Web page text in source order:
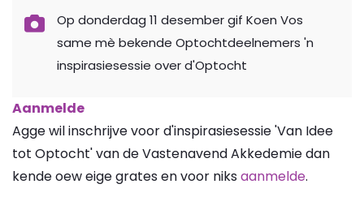
Op donderdag 11 desember gif Koen Vos
same mè bekende Optochtdeelnemers 'n
inspirasiesessie over d'Optocht
Aanmelde
Agge wil inschrijve voor d'inspirasiesessie 'Van Idee
tot Optocht' van de Vastenavend Akkedemie dan
kende oew eige grates en voor niks aanmelde.